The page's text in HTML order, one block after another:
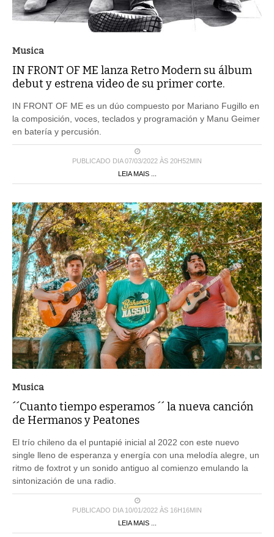
Musica
IN FRONT OF ME lanza Retro Modern su álbum
debut y estrena video de su primer corte.
IN FRONT OF ME es un dúo compuesto por Mariano Fugillo en
la composición, voces, teclados y programación y Manu Geimer
en batería y percusión.
PUBLICADO DIA 07/03/2022 ÀS 20H52MIN
LEIA MAIS ...
Musica
´´Cuanto tiempo esperamos ´´ la nueva canción
de Hermanos y Peatones
El trío chileno da el puntapié inicial al 2022 con este nuevo
single lleno de esperanza y energía con una melodía alegre, un
ritmo de foxtrot y un sonido antiguo al comienzo emulando la
sintonización de una radio.
PUBLICADO DIA 10/01/2022 ÀS 16H16MIN
LEIA MAIS ...